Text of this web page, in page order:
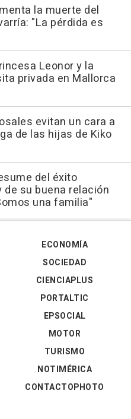
la muerte del
"La pérdida es
Leonor y la
privada en Mallorca
evitan un cara a
de las hijas de Kiko
del éxito
su buena relación
una familia"
ECONOMÍA
SOCIEDAD
CIENCIAPLUS
PORTALTIC
EPSOCIAL
MOTOR
TURISMO
NOTIMÉRICA
CONTACTOPHOTO